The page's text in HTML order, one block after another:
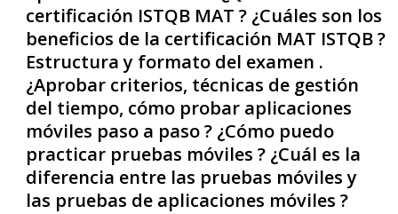
certificación ISTQB MAT ? ¿Cuáles son los
beneficios de la certificación MAT ISTQB ?
Estructura y formato del examen .
¿Aprobar criterios, técnicas de gestión
del tiempo, cómo probar aplicaciones
móviles paso a paso ? ¿Cómo puedo
practicar pruebas móviles ? ¿Cuál es la
diferencia entre las pruebas móviles y
las pruebas de aplicaciones móviles ?